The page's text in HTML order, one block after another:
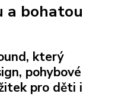
a bohatou
který
pohybové
pro děti i